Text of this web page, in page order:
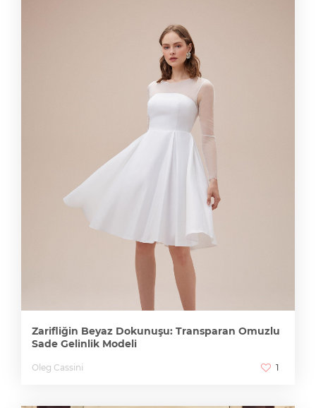
Zarifliğin Beyaz Dokunuşu: Transparan Omuzlu
Sade Gelinlik Modeli
Oleg Cassini 1